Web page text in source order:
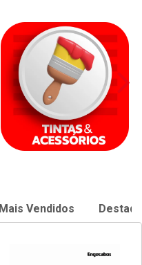
Mais Vendidos